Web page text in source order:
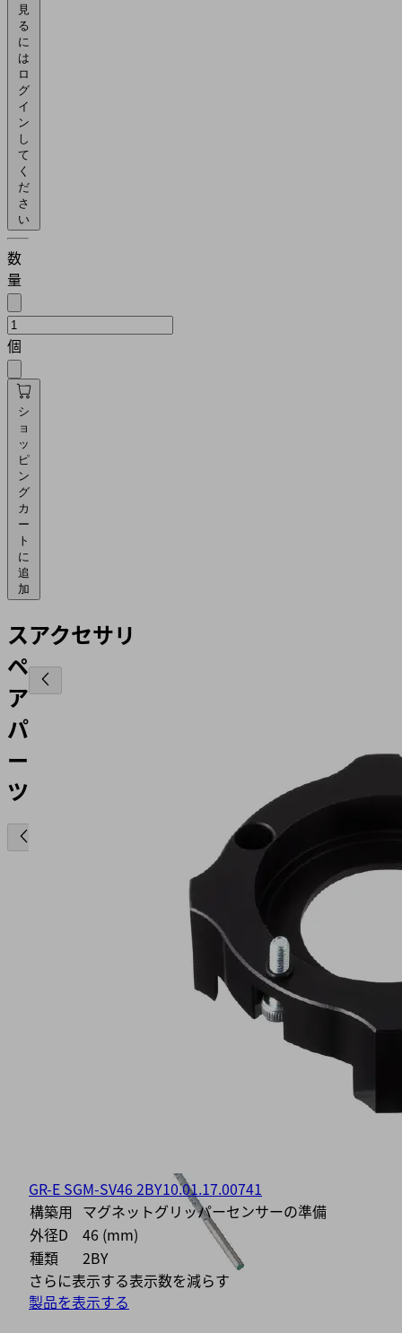
見
る
に
は
ロ
グ
イ
ン
し
て
く
だ
さ
い
数
量
個
シ
ョ
ッ
ピ
ン
グ
カ
ー
ト
に
追
加
ス
ペ
ア
パ
ー
ツ
アクセサリ
GR-E SGM-SV46 2BY10.01.17.00741
構築用 マグネットグリッパーセンサーの準備
外径D
46 (mm)
種類
2BY
さらに表示する表示数を減らす
製品を表示する